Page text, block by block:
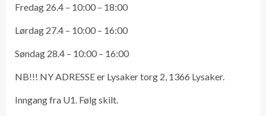
Fredag 26.4 – 10:00 – 18:00
Lørdag 27.4 – 10:00 – 16:00
Søndag 28.4 – 10:00 – 16:00
NB!!! NY ADRESSE er Lysaker torg 2, 1366 Lysaker.
Inngang fra U1. Følg skilt.